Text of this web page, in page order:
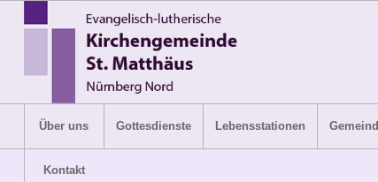
Über uns Gottesdienste Lebensstationen
Kontakt